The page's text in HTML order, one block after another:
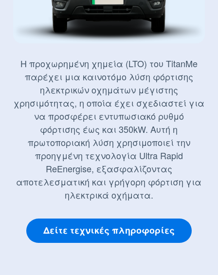
Η προχωρημένη χημεία (LTO) του TitanMe
παρέχει μια καινοτόμο λύση φόρτισης
ηλεκτρικών οχημάτων μέγιστης
χρησιμότητας, η οποία έχει σχεδιαστεί για
να προσφέρει εντυπωσιακό ρυθμό
φόρτισης έως και 350kW. Αυτή η
πρωτοποριακή λύση χρησιμοποιεί την
προηγμένη τεχνολογία Ultra Rapid
ReEnergise, εξασφαλίζοντας
αποτελεσματική και γρήγορη φόρτιση για
ηλεκτρικά οχήματα.
Δείτε τεχνικές πληροφορίες